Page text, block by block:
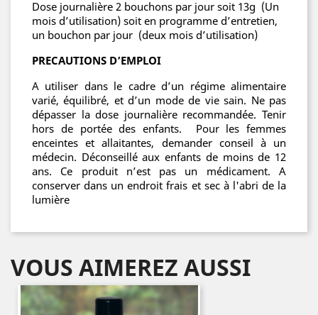
Dose journalière 2 bouchons par jour soit 13g (Un
mois d’utilisation) soit en programme d’entretien,
un bouchon par jour (deux mois d’utilisation)
PRECAUTIONS D’EMPLOI
A utiliser dans le cadre d’un régime alimentaire
varié, équilibré, et d’un mode de vie sain. Ne pas
dépasser la dose journalière recommandée. Tenir
hors de portée des enfants. Pour les femmes
enceintes et allaitantes, demander conseil à un
médecin. Déconseillé aux enfants de moins de 12
ans. Ce produit n’est pas un médicament. A
conserver dans un endroit frais et sec à l'abri de la
lumière
VOUS AIMEREZ AUSSI